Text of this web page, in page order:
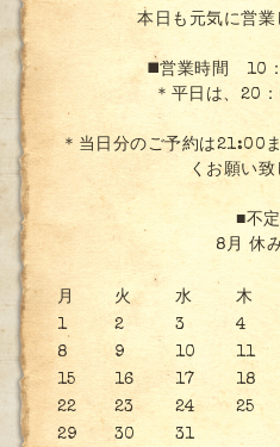
本日も元気に営業
◼️営業時間 10
＊平日は、20
＊当日分のご予約は21:00
くお願い致
■不
8月 休
月 火 水 木
1
2 3 4
8
9 10 11
15
16 17 18
22
23 24 25
29
30 31